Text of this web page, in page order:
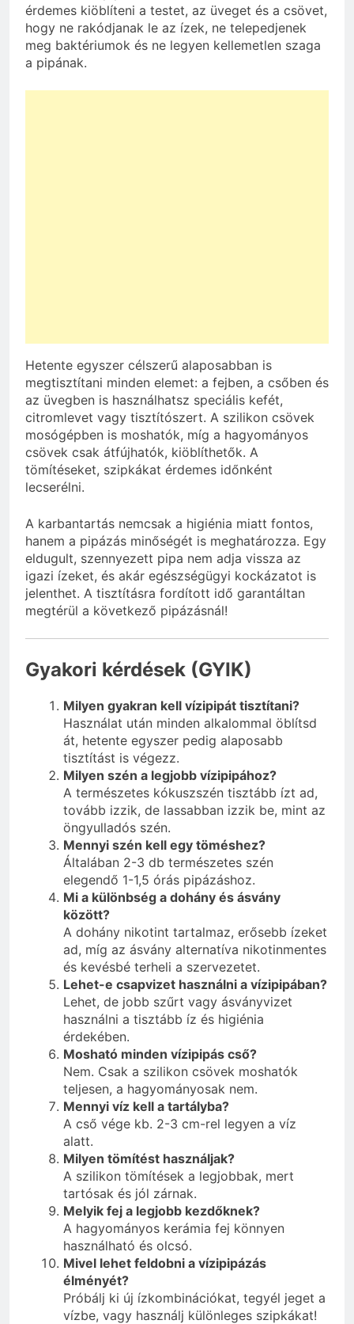
érdemes kiöblíteni a testet, az üveget és a csövet,
hogy ne rakódjanak le az ízek, ne telepedjenek
meg baktériumok és ne legyen kellemetlen szaga
a pipának.
Hetente egyszer célszerű alaposabban is
megtisztítani minden elemet: a fejben, a csőben és
az üvegben is használhatsz speciális kefét,
citromlevet vagy tisztítószert. A szilikon csövek
mosógépben is moshatók, míg a hagyományos
csövek csak átfújhatók, kiöblíthetők. A
tömítéseket, szipkákat érdemes időnként
lecserélni.
A karbantartás nemcsak a higiénia miatt fontos,
hanem a pipázás minőségét is meghatározza. Egy
eldugult, szennyezett pipa nem adja vissza az
igazi ízeket, és akár egészségügyi kockázatot is
jelenthet. A tisztításra fordított idő garantáltan
megtérül a következő pipázásnál!
Gyakori kérdések (GYIK)
Milyen gyakran kell vízipipát tisztítani?
Használat után minden alkalommal öblítsd
át, hetente egyszer pedig alaposabb
tisztítást is végezz.
Milyen szén a legjobb vízipipához?
A természetes kókuszszén tisztább ízt ad,
tovább izzik, de lassabban izzik be, mint az
öngyulladós szén.
Mennyi szén kell egy töméshez?
Általában 2-3 db természetes szén
elegendő 1-1,5 órás pipázáshoz.
Mi a különbség a dohány és ásvány
között?
A dohány nikotint tartalmaz, erősebb ízeket
ad, míg az ásvány alternatíva nikotinmentes
és kevésbé terheli a szervezetet.
Lehet-e csapvizet használni a vízipipában?
Lehet, de jobb szűrt vagy ásványvizet
használni a tisztább íz és higiénia
érdekében.
Mosható minden vízipipás cső?
Nem. Csak a szilikon csövek moshatók
teljesen, a hagyományosak nem.
Mennyi víz kell a tartályba?
A cső vége kb. 2-3 cm-rel legyen a víz
alatt.
Milyen tömítést használjak?
A szilikon tömítések a legjobbak, mert
tartósak és jól zárnak.
Melyik fej a legjobb kezdőknek?
A hagyományos kerámia fej könnyen
használható és olcsó.
Mivel lehet feldobni a vízipipázás
élményét?
Próbálj ki új ízkombinációkat, tegyél jeget a
vízbe, vagy használj különleges szipkákat!